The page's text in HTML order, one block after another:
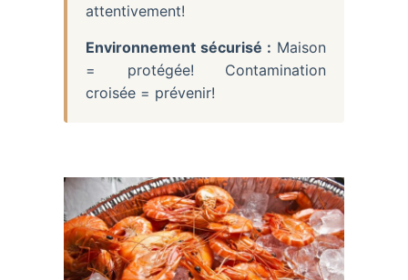
attentivement!
Environnement sécurisé : Maison
= protégée! Contamination
croisée = prévenir!